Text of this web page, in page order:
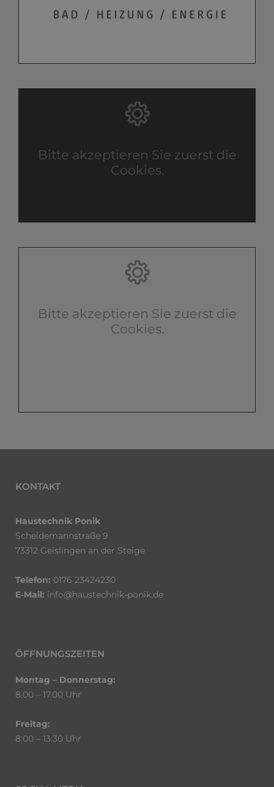
Bitte akzeptieren Sie zuerst die
Cookies.
Bitte akzeptieren Sie zuerst die
Cookies.
KONTAKT
Haustechnik Ponik
Scheidemannstraße 9
73312 Geislingen an der Steige
Telefon: 0176 23424230
E-Mail: info@haustechnik-ponik.de
ÖFFNUNGSZEITEN
Montag – Donnerstag:
8.00 – 17.00 Uhr
Freitag:
8.00 – 13.30 Uhr